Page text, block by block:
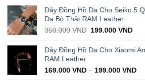
Dây Đồng Hồ Da Cho Seiko 5
Da Bò Thật RAM Leather
350.000VND Original
was:
199.000VND
is:
Dây Đồng Hồ Da Cho Xiaomi
RAM Leather
169.000 VND – 199.000 VND